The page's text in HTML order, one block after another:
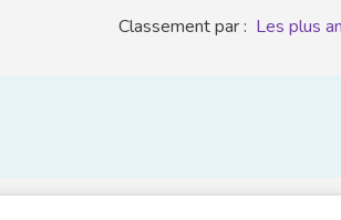
Classement par : Les plus